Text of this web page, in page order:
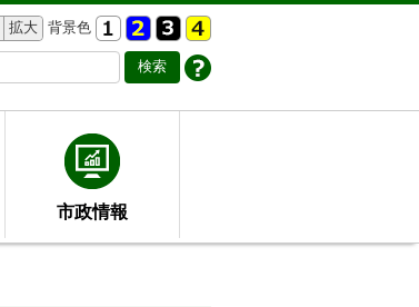
拡大 背景色
市政情報